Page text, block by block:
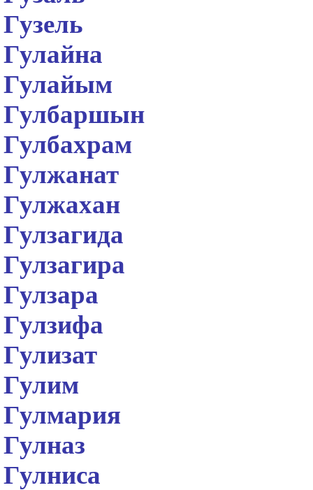
Гузель
Гулайна
Гулайым
Гулбаршын
Гулбахрам
Гулжанат
Гулжахан
Гулзагида
Гулзагира
Гулзара
Гулзифа
Гулизат
Гулим
Гулмария
Гулназ
Гулниса